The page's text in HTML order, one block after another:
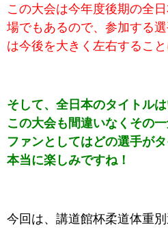
この大会は今年度後期の全
場でもあるので、参加する
は今後を大きく左右するこ
そして、全日本のタイトル
この大会も間違いなくその
ファンとしてはどの選手が
本当に楽しみですね！
今回は、講道館杯柔道体重別